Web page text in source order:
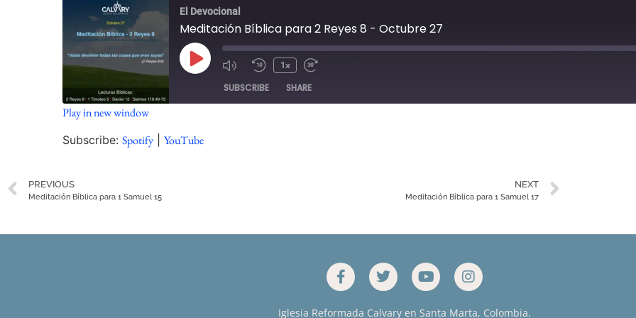
El Devocional
Meditación Bíblica para 2 Reyes 8 - Octubre 27
1x
SUBSCRIBE SHARE
SHARE
EMBED
Play in new window
Subscribe:Spotify |YouTube
PREVIOUS
Meditación Bíblica para 1 Samuel 15
NEXT
Meditación Bíblica para 1 Samuel 17
Iglesia Reformada Calvary en Santa Marta, Colombia.